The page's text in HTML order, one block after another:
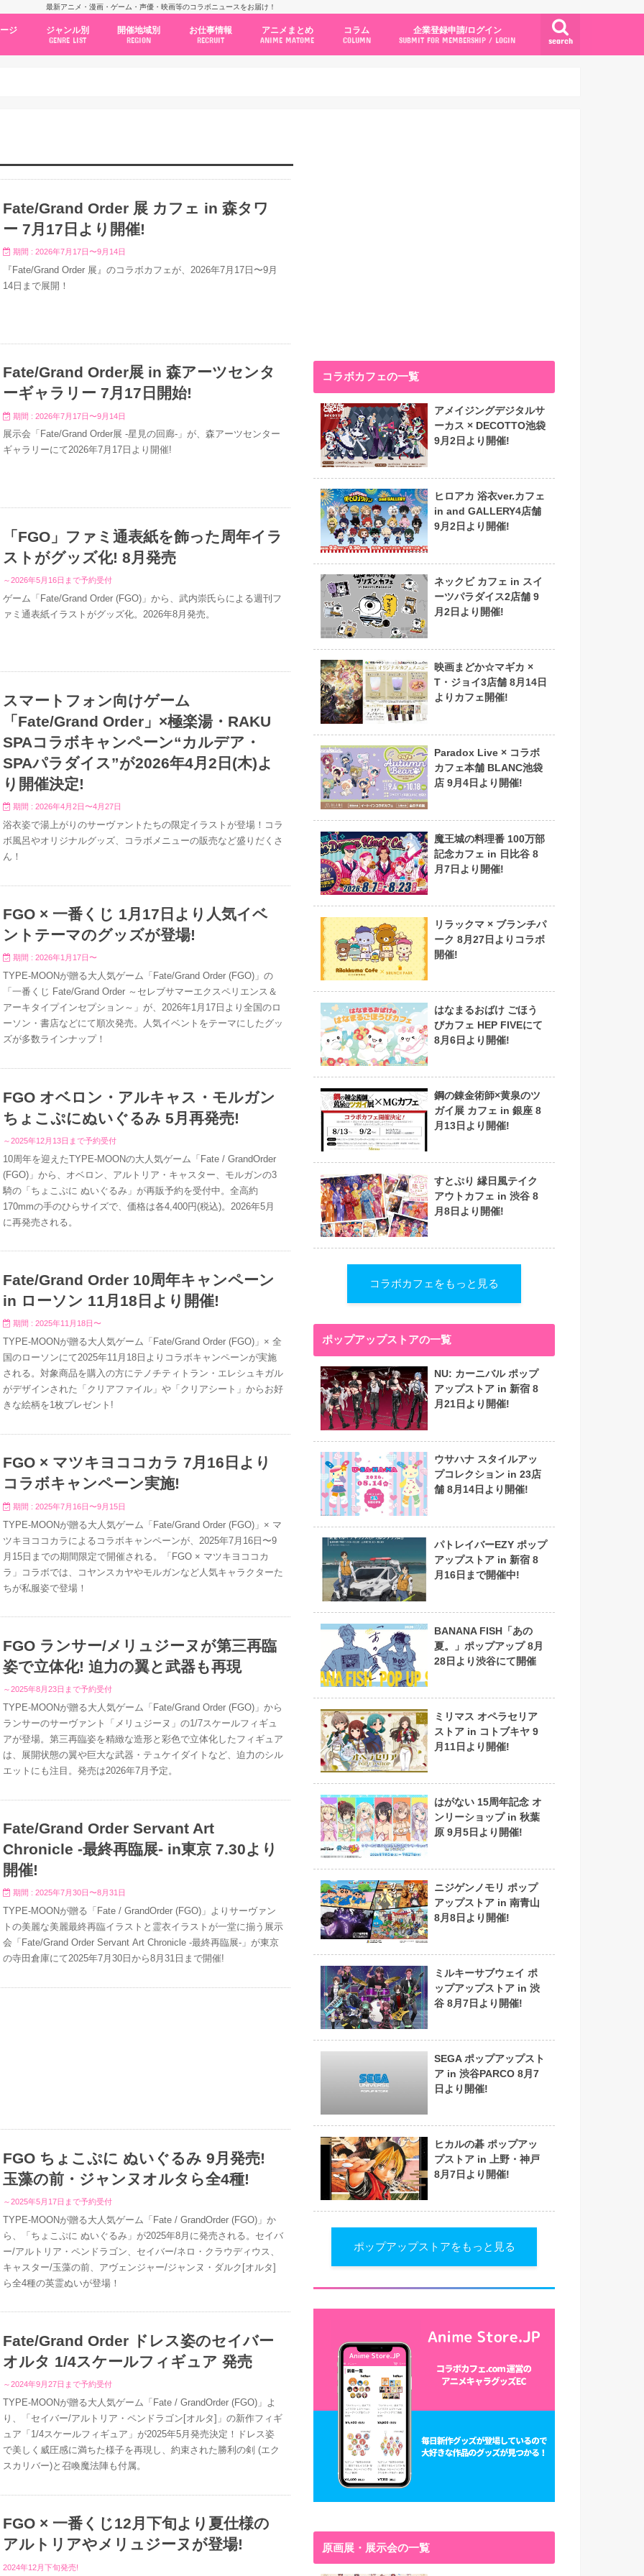
最新アニメ・漫画・ゲーム・声優・映画等のコラボニュースをお届け！
search
ジ ジャンル別
GENRE LIST
開催地域別
REGION
お仕事情報
RECRUIT
アニメまとめ
ANIME MATOME
コラム
COLUMN
企業登録申請/ログイン
SUBMIT FOR MEMBERSHIP / LOGIN
Fate/Grand Order 展 カフェ in 森タワ
ー 7月17日より開催!
期間 : 2026年7月17日〜9月14日
『Fate/Grand Order 展』のコラボカフェが、2026年7月17日〜9月
14日まで展開！
Fate/Grand Order展 in 森アーツセンタ
ーギャラリー 7月17日開始!
期間 : 2026年7月17日〜9月14日
展示会「Fate/Grand Order展 -星見の回廊-」が、森アーツセンター
ギャラリーにて2026年7月17日より開催!
「FGO」ファミ通表紙を飾った周年イラ
ストがグッズ化! 8月発売
～2026年5月16日まで予約受付
ゲーム「Fate/Grand Order (FGO)」から、武内崇氏らによる週刊フ
ァミ通表紙イラストがグッズ化。2026年8月発売。
スマートフォン向けゲーム
「Fate/Grand Order」×極楽湯・RAKU
SPAコラボキャンペーン“カルデア・
SPAパラダイス”が2026年4月2日(木)よ
り開催決定!
期間 : 2026年4月2日〜4月27日
浴衣姿で湯上がりのサーヴァントたちの限定イラストが登場！コラ
ボ風呂やオリジナルグッズ、コラボメニューの販売など盛りだくさ
ん！
FGO × 一番くじ 1月17日より人気イベ
ントテーマのグッズが登場!
期間 : 2026年1月17日〜
TYPE-MOONが贈る大人気ゲーム「Fate/Grand Order (FGO)」の
「一番くじ Fate/Grand Order ～セレブサマーエクスペリエンス＆
アーキタイプインセプション～」が、2026年1月17日より全国のロ
ーソン・書店などにて順次発売。人気イベントをテーマにしたグッ
ズが多数ラインナップ！
FGO オベロン・アルキャス・モルガン
ちょこぷにぬいぐるみ 5月再発売!
～2025年12月13日まで予約受付
10周年を迎えたTYPE-MOONの大人気ゲーム「Fate / GrandOrder
(FGO)」から、オベロン、アルトリア・キャスター、モルガンの3
騎の「ちょこぷに ぬいぐるみ」が再販予約を受付中。全高約
170mmの手のひらサイズで、価格は各4,400円(税込)。2026年5月
に再発売される。
Fate/Grand Order 10周年キャンペーン
in ローソン 11月18日より開催!
期間 : 2025年11月18日〜
TYPE-MOONが贈る大人気ゲーム「Fate/Grand Order (FGO)」× 全
国のローソンにて2025年11月18日よりコラボキャンペーンが実施
される。対象商品を購入の方にテノチティトラン・エレシュキガル
がデザインされた「クリアファイル」や「クリアシート」からお好
きな絵柄を1枚プレゼント!
FGO × マツキヨココカラ 7月16日より
コラボキャンペーン実施!
期間 : 2025年7月16日〜9月15日
TYPE-MOONが贈る大人気ゲーム「Fate/Grand Order (FGO)」× マ
ツキヨココカラによるコラボキャンペーンが、2025年7月16日〜9
月15日までの期間限定で開催される。「FGO × マツキヨココカ
ラ」コラボでは、コヤンスカヤやモルガンなど人気キャラクターた
ちが私服姿で登場！
FGO ランサー/メリュジーヌが第三再臨
姿で立体化! 迫力の翼と武器も再現
～2025年8月23日まで予約受付
TYPE-MOONが贈る大人気ゲーム「Fate/Grand Order (FGO)」から
ランサーのサーヴァント「メリュジーヌ」の1/7スケールフィギュ
アが登場。第三再臨姿を精緻な造形と彩色で立体化したフィギュア
は、展開状態の翼や巨大な武器・テュケイダイトなど、迫力のシル
エットにも注目。発売は2026年7月予定。
Fate/Grand Order Servant Art
Chronicle -最終再臨展- in東京 7.30より
開催!
期間 : 2025年7月30日〜8月31日
TYPE-MOONが贈る「Fate / GrandOrder (FGO)」よりサーヴァン
トの美麗な美麗最終再臨イラストと霊衣イラストが一堂に揃う展示
会「Fate/Grand Order Servant Art Chronicle -最終再臨展-」が東京
の寺田倉庫にて2025年7月30日から8月31日まで開催!
FGO ちょこぷに​ ぬいぐる​み 9月発売!
玉藻の​前・ジャンヌオルタら全4種!
～2025年5月17日まで予約受付
TYPE-MOONが贈る大人気ゲーム「Fate / GrandOrder (FGO)」か
ら、「ちょこぷに​ ぬいぐる​み」が2025年8月に発売される。セイバ
ー/アルトリア・ペンドラゴン、セイバー/ネロ・クラウディウス、
キャスター/玉藻の​前、アヴェンジャー/ジャンヌ・ダルク[オルタ]
ら全4種の英霊ぬいが登場！
Fate/Grand Order ドレス姿のセイバー
オルタ 1/4スケールフィギュア 発売
～2024年9月27日まで予約受付
TYPE-MOONが贈る大人気ゲーム「Fate / GrandOrder (FGO)」よ
り、「セイバー/アルトリア・ペンドラゴン[オルタ]」の新作フィギ
ュア「1/4スケールフィギュア」が2025年5月発売決定！ドレス姿
で美しく威圧感に満ちた様子を再現し、約束された勝利の剣 (エク
スカリバー)と召喚魔法陣も付属。
FGO × 一番くじ12月下旬より夏仕様の
アルトリアやメリュジーヌが登場!
2024年12月下旬発売!
コラボカフェの一覧
アメイジングデジタルサ
ーカス × DECOTTO池袋
9月2日より開催!
ヒロアカ 浴衣ver.カフェ
in and GALLERY4店舗
9月2日より開催!
ネックビ カフェ in スイ
ーツパラダイス2店舗 9
月2日より開催!
映画まどか☆マギカ ×
T・ジョイ3店舗 8月14日
よりカフェ開催!
Paradox Live × コラボ
カフェ本舗 BLANC池袋
店 9月4日より開催!
魔王城の料理番 100万部
記念カフェ in 日比谷 8
月7日より開催!
リラックマ × ブランチパ
ーク 8月27日よりコラボ
開催!
はなまるおばけ ごほう
びカフェ HEP FIVEにて
8月6日より開催!
鋼の錬金術師×黄泉のツ
ガイ展 カフェ in 銀座 8
月13日より開催!
すとぷり 縁日風テイク
アウトカフェ in 渋谷 8
月8日より開催!
コラボカフェをもっと見る
ポップアップストアの一覧
NU: カーニバル ポップ
アップストア in 新宿 8
月21日より開催!
ウサハナ スタイルアッ
プコレクション in 23店
舗 8月14日より開催!
パトレイバーEZY ポップ
アップストア in 新宿 8
月16日まで開催中!
BANANA FISH「あの
夏。」ポップアップ 8月
28日より渋谷にて開催
ミリマス オペラセリア
ストア in コトブキヤ 9
月11日より開催!
はがない 15周年記念 オ
ンリーショップ in 秋葉
原 9月5日より開催!
ニジゲンノモリ ポップ
アップストア in 南青山
8月8日より開催!
ミルキーサブウェイ ポ
ップアップストア in 渋
谷 8月7日より開催!
SEGA ポップアップスト
ア in 渋谷PARCO 8月7
日より開催!
ヒカルの碁 ポップアッ
プストア in 上野・神戸
8月7日より開催!
ポップアップストアをもっと見る
原画展・展示会の一覧